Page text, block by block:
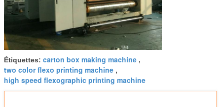
Étiquettes: carton box making machine ,
two color flexo printing machine ,
high speed flexographic printing machine